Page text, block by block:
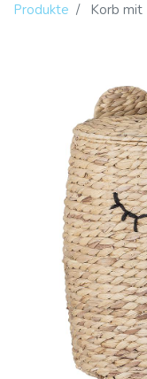
Produkte Korb mit